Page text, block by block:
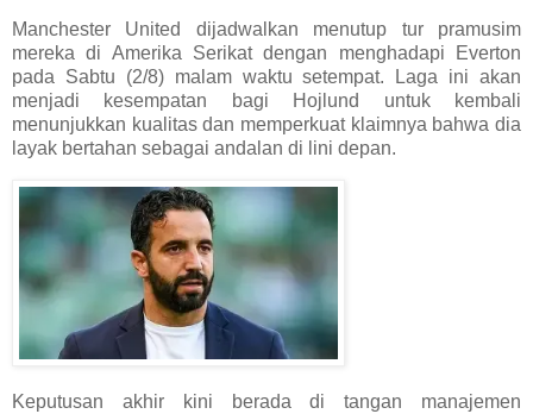
Manchester United dijadwalkan menutup tur pramusim
mereka di Amerika Serikat dengan menghadapi Everton
pada Sabtu (2/8) malam waktu setempat. Laga ini akan
menjadi kesempatan bagi Hojlund untuk kembali
menunjukkan kualitas dan memperkuat klaimnya bahwa dia
layak bertahan sebagai andalan di lini depan.
Keputusan akhir kini berada di tangan manajemen